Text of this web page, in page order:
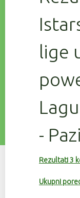
lige
-
Rezultati 3
Ukupni